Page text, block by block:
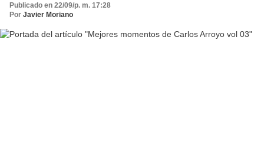
Publicado en 22/09/p. m. 17:28
Por Javier Moriano